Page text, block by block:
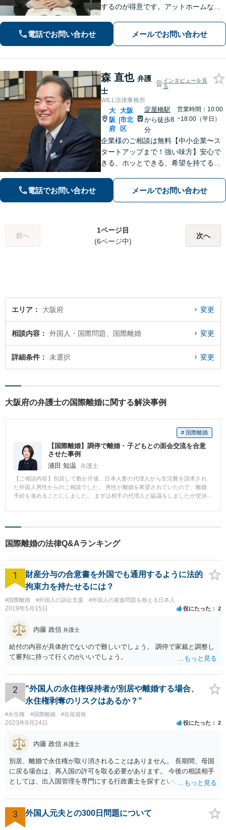
するのが得意です。アットホームな事
い。丁寧にお話をうがかい、最後まで
寄り添ってサポートします。
電話でお問い合わせ メールでお問い合わせ
森 直也 弁護
士
インタビューを見
る
WILL法律事務所
大
阪
府
|
大阪
市北
区
淀屋橋駅
から徒歩8
分
営業時間：10:00
~18:00（平日）
企業様のご相談は無料【中小企業〜ス
タートアップまで！強い味方】安心で
きる、ホッとできる、希望を持てる法
成・確認、企業間・従業員トラブルな
ど【借金・不動産・債権回収・労働問
電話でお問い合わせ メールでお問い合わせ
前へ
1ページ目
(6ページ中)
次へ
エリア 大阪府 変更
相談内容 外国人・国際問題、国際離婚 変更
詳細条件 未選択 変更
大阪府の弁護士の国際離婚に関する解決事例
# 国際離婚
【国際離婚】調停で離婚・子どもとの面会交流を合意
させた事例
浦田 知温
弁護士
【ご相談内容】別居して数か月後、日本人妻の代理人から生活費を請求され
た外国人男性からのご相談でした。 男性が離婚を希望されていたので、離婚
手続を進めることにしました。 まずは相手の代理人と協議をしましたが交渉
めました。 【先生のコメント】 調停で離婚を成立させ、月1回子どもと会え
国際離婚の法律Q&Aランキング
1
財産分与の合意書を外国でも通用するように法的
拘束力を持たせるには？
#国際離婚 #外国人の訴訟支援 #外国人の家族問題を抱える日本人
2019年5月15日 役にたった 2
内藤 政信 弁護士
給付の内容が具体的でないので難しいでしょう。 調停で家裁と調整し
て審判に持って行くのがいいでしょう。
2
"外国人の永住権保持者が別居や離婚する場合、
永住権剥奪のリスクはあるか？"
#永住権 #国際離婚 #在留資格
2023年8月24日 役にたった 2
内藤 政信 弁護士
別居、離婚で永住権が取り消されることはありません。 長期間、母国
に戻る場合は、再入国の許可を取る必要があります。 今後の相談相手
としては、出入国管理を専門にする行政書士を探すといいでしょう。
3 外国人元夫との300日問題について